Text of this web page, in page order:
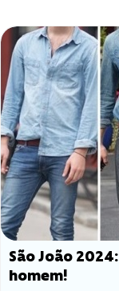
São João
homem!